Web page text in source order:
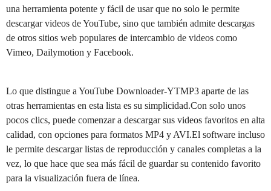
una herramienta potente y fácil de usar que no solo le permite
descargar videos de YouTube, sino que también admite descargas
de otros sitios web populares de intercambio de videos como
Vimeo, Dailymotion y Facebook.
Lo que distingue a YouTube Downloader-YTMP3 aparte de las
otras herramientas en esta lista es su simplicidad.Con solo unos
pocos clics, puede comenzar a descargar sus videos favoritos en alta
calidad, con opciones para formatos MP4 y AVI.El software incluso
le permite descargar listas de reproducción y canales completas a la
vez, lo que hace que sea más fácil de guardar su contenido favorito
para la visualización fuera de línea.